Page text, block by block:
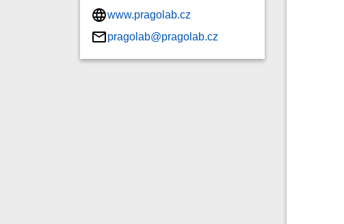
www.pragolab.cz
pragolab@pragolab.cz